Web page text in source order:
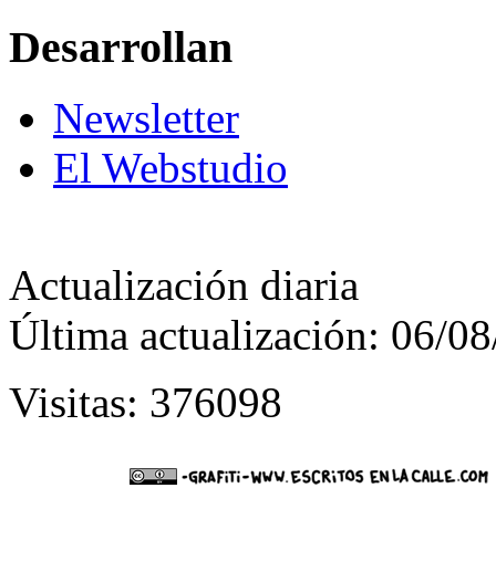
Desarrollan
Newsletter
El Webstudio
Actualización diaria
Última actualización: 06/
Visitas: 376098